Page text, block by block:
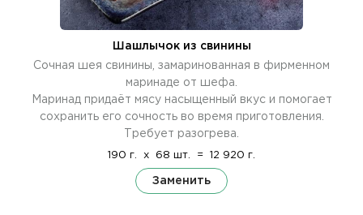
Шашлычок из свинины
Сочная шея свинины, замаринованная в фирменном
маринаде от шефа.
Маринад придаёт мясу насыщенный вкус и помогает
сохранить его сочность во время приготовления.
Требует разогрева.
190 г. x 68 шт. = 12 920 г.
Заменить